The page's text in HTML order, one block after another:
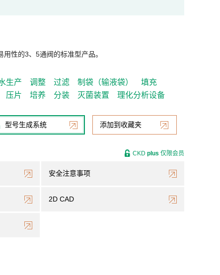
性的3、5通阀的标准型产品。
生产 调整 过滤 制袋（输液袋）
填充
压片 培养 分装 灭菌装置 理化分析设备
型号生成系统 添加到收藏夹
安全注意事项
2D CAD
CKD plus 仅限会员